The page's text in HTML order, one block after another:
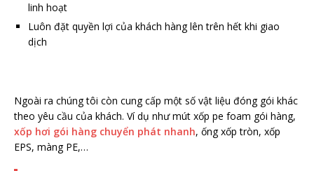
linh hoạt
Luôn đặt quyền lợi của khách hàng lên trên hết khi giao
dịch
Ngoài ra chúng tôi còn cung cấp một số vật liệu đóng gói khác
theo yêu cầu của khách. Ví dụ như mút xốp pe foam gói hàng,
xốp hơi gói hàng chuyển phát nhanh, ống xốp tròn, xốp
EPS, màng PE,…